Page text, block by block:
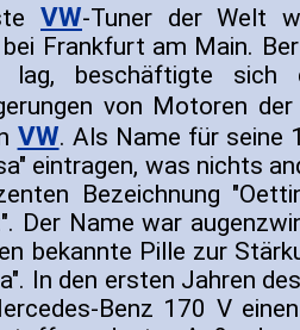
VW-Tuner der Welt
Frankfurt am Main.
lag, beschäftigte sich
von Motoren
VW. Als Name für seine
eintragen, was nichts
Bezeichnung
Der Name war
bekannte Pille zur
In den ersten Jahren
Benz 170 V